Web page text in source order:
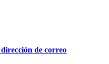
de correo